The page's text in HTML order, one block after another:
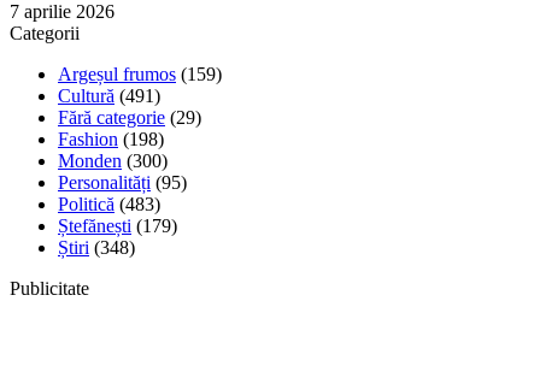
7 aprilie 2026
Categorii
Argeșul frumos (159)
Cultură (491)
Fără categorie (29)
Fashion (198)
Monden (300)
Personalități (95)
Politică (483)
Ștefănești (179)
Știri (348)
Publicitate